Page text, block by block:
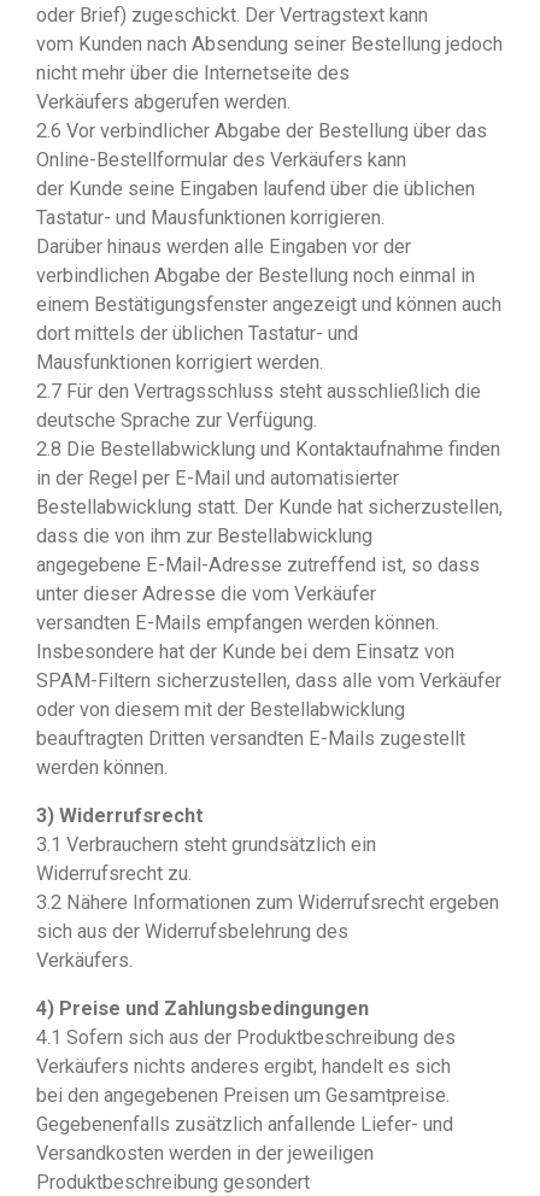
oder Brief) zugeschickt. Der Vertragstext kann
vom Kunden nach Absendung seiner Bestellung jedoch
nicht mehr über die Internetseite des
Verkäufers abgerufen werden.
2.6 Vor verbindlicher Abgabe der Bestellung über das
Online-Bestellformular des Verkäufers kann
der Kunde seine Eingaben laufend über die üblichen
Tastatur- und Mausfunktionen korrigieren.
Darüber hinaus werden alle Eingaben vor der
verbindlichen Abgabe der Bestellung noch einmal in
einem Bestätigungsfenster angezeigt und können auch
dort mittels der üblichen Tastatur- und
Mausfunktionen korrigiert werden.
2.7 Für den Vertragsschluss steht ausschließlich die
deutsche Sprache zur Verfügung.
2.8 Die Bestellabwicklung und Kontaktaufnahme finden
in der Regel per E-Mail und automatisierter
Bestellabwicklung statt. Der Kunde hat sicherzustellen,
dass die von ihm zur Bestellabwicklung
angegebene E-Mail-Adresse zutreffend ist, so dass
unter dieser Adresse die vom Verkäufer
versandten E-Mails empfangen werden können.
Insbesondere hat der Kunde bei dem Einsatz von
SPAM-Filtern sicherzustellen, dass alle vom Verkäufer
oder von diesem mit der Bestellabwicklung
beauftragten Dritten versandten E-Mails zugestellt
werden können.
3) Widerrufsrecht
3.1 Verbrauchern steht grundsätzlich ein
Widerrufsrecht zu.
3.2 Nähere Informationen zum Widerrufsrecht ergeben
sich aus der Widerrufsbelehrung des
Verkäufers.
4) Preise und Zahlungsbedingungen
4.1 Sofern sich aus der Produktbeschreibung des
Verkäufers nichts anderes ergibt, handelt es sich
bei den angegebenen Preisen um Gesamtpreise.
Gegebenenfalls zusätzlich anfallende Liefer- und
Versandkosten werden in der jeweiligen
Produktbeschreibung gesondert